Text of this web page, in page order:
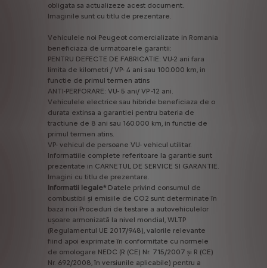
obligata sa actualizeze acest document.
Imaginile sunt cu titlu de prezentare.
Vehiculele noi Peugeot comercializate in Romania
beneficiaza de urmatoarele garantii:
PENTRU DEFECTE DE FABRICATIE: VU-2 ani fara
limita de kilometri / VP- 4 ani sau 100.000 km, in
functie de primul termen atins
ANTI-PERFORARE: VU- 5 ani/ VP -12 ani.
Vehiculele electrice sau hibride beneficiaza de o
durata extinsa a garantiei pentru bateria de
tractiune de 8 ani sau 160.000 km, in functie de
primul termen atins.
VP- vehicul de persoane VU- vehicul utilitar.
Informatiile complete referitoare la garantie sunt
prezentate in CARNETUL DE SERVICE SI GARANTIE.
Imagini cu titlu de prezentare.
Informatii legale* Datele privind consumul de
combustibil și emisiile de CO2 sunt determinate în
baza noii Proceduri de testare a autovehiculelor
ușoare armonizată la nivel mondial, WLTP
(Regulamentul UE 2017/948), valorile relevante
fiind apoi exprimate în conformitate cu normele
de omologare NEDC (R (CE) Nr. 715/2007 și R (CE)
Nr. 692/2008, în versiunile aplicabile) pentru a